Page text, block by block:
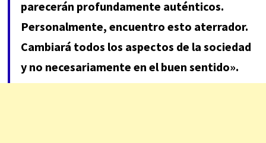
parecerán profundamente auténticos.
Personalmente, encuentro esto aterrador.
Cambiará todos los aspectos de la sociedad
y no necesariamente en el buen sentido».